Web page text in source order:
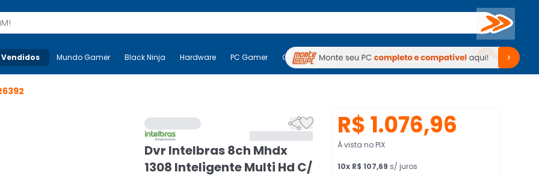
Buscar
Mais-v- Mundo Gamer Black Ninja Hardware PC Gamer Computadores Periféricos TV Venda no KaBuM!
Mundo Gamer Black Ninja Hardware PC Gamer Computadores Periféricos TV Venda no KaBuM!

Dvr Intelbras 8ch Mhdx
1308 Inteligente Multi Hd C/
R$ 1.076,96
À vista no PIX
10x R$ 107,69 s/ juros